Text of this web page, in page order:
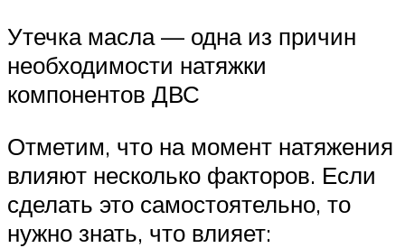
Утечка масла — одна из причин
необходимости натяжки
компонентов ДВС
Отметим, что на момент натяжения
влияют несколько факторов. Если
сделать это самостоятельно, то
нужно знать, что влияет: